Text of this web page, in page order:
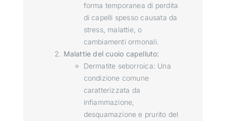
forma temporanea di perdita
di capelli spesso causata da
stress, malattie, o
cambiamenti ormonali.
Malattie del cuoio capelluto:
Dermatite seborroica: Una
condizione comune
caratterizzata da
infiammazione,
desquamazione e prurito del